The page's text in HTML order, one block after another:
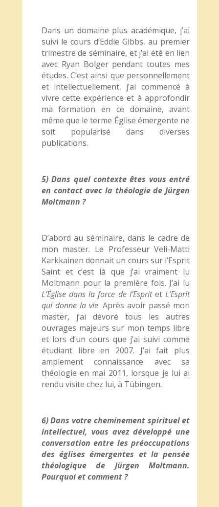
Dans un domaine plus académique, j’ai
suivi le cours d’Eddie Gibbs, au premier
trimestre de séminaire, et j’ai été en lien
avec Ryan Bolger pendant toutes mes
études. C’est ainsi que personnellement
et intellectuellement, j’ai commencé à
vivre cette expérience et à approfondir
ma formation en ce domaine, avant
même que le terme Église émergente ne
soit popularisé dans diverses
publications.
5) Dans quel contexte êtes vous entré
en contact avec la théologie de Jürgen
Moltmann ?
D’abord au séminaire, dans le cadre de
mon master. Le Professeur Veli-Matti
Karkkainen donnait un cours sur l’Esprit
Saint et c’est là que j’ai vraiment lu
Moltmann pour la première fois. J’ai lu
L’Église dans la force de l’EspritetL’Esprit
qui donne la vie. Après avoir passé mon
master, j’ai dévoré tous les autres
ouvrages majeurs sur mon temps libre
et lors d’un cours que j’ai suivi comme
étudiant libre en 2007. J’ai fait plus
amplement connaissance avec sa
théologie en mai 2011, lorsque je lui ai
rendu visite chez lui, à Tübingen.
6) Dans votre cheminement spirituel et
intellectuel, vous avez développé une
conversation entre les préoccupations
des églises émergentes et la pensée
théologique de Jürgen Moltmann.
Pourquoi et comment ?